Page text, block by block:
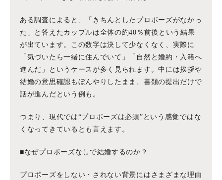
ある調査によると、「きちんとしたプロポーズがなかっ
た」と答えたカップルは全体の約40％前後という結果
が出ています。この数字は決して少なくなく、実際に
「気づいたら一緒に住んでいて」「自然と婚約・入籍へ
進んだ」というケースが多く見られます。中には挨拶や
結婚の意思確認もぼんやりしたまま、書類の提出だけで
話が進んだという例も。
つまり、現代では“プロポーズは必須”という感覚ではな
くなってきているとも言えます。
■なぜプロポーズなしで結婚するのか？
プロポーズをしない・されない背景にはさまざまな理由